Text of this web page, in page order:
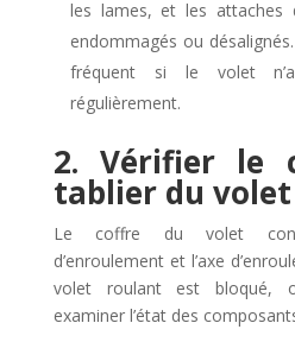
les lames, et les attaches
endommagés ou
fréquent si le volet
régulièrement.
2. Vérifier le
tablier du
Le coffre du volet
d’enroulement et l’axe
volet roulant est bloqué,
examiner l’état des